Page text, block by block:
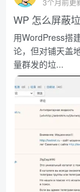
WP 怎么屏蔽
用WordPress搭
论，但对铺天盖
量群发的垃...